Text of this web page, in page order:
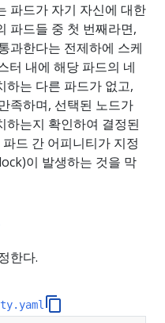
파드가 자기 자신에 대한
파드들 중 첫 번째라면,
과한다는 전제하에 스케
터 내에 해당 파드의 네
하는 다른 파드가 없고,
족하며, 선택된 노드가
하는지 확인하여 결정된
드 간 어피니티가 지정
이 발생하는 것을 막
한다.